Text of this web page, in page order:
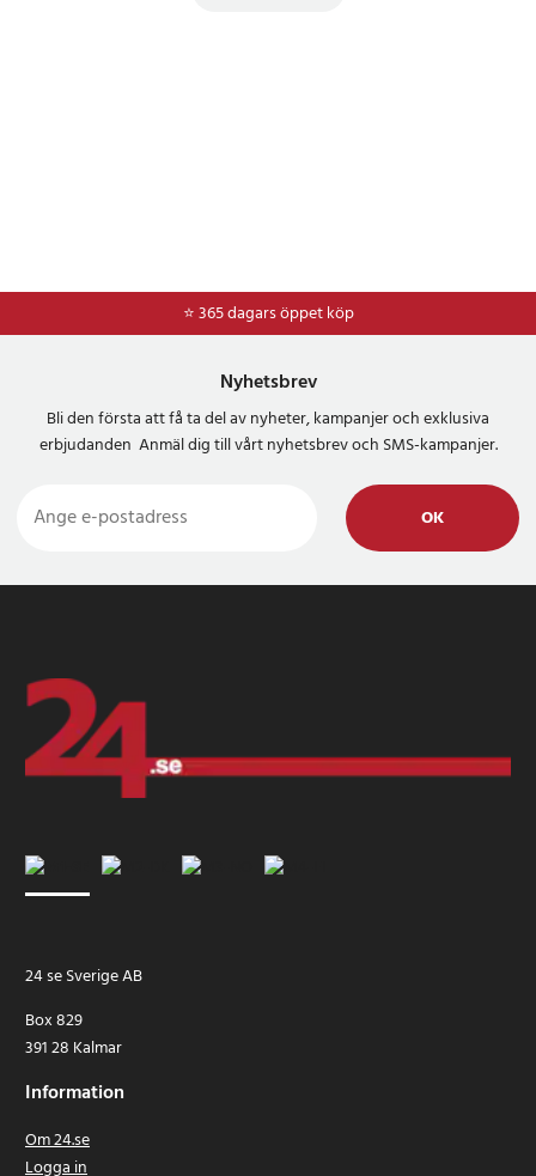
⭐ 365 dagars öppet köp
Nyhetsbrev
Bli den första att få ta del av nyheter, kampanjer och exklusiva
erbjudanden Anmäl dig till vårt nyhetsbrev och SMS-kampanjer.
OK
24 se Sverige AB
Box 829
391 28 Kalmar
Information
Om 24.se
Logga in